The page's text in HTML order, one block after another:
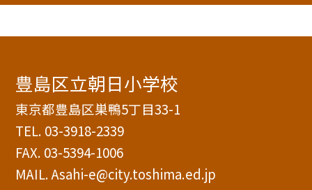
豊島区立朝日小学校
東京都豊島区巣鴨5丁目33-1
TEL. 03-3918-2339
FAX. 03-5394-1006
MAIL. Asahi-e@city.toshima.ed.jp